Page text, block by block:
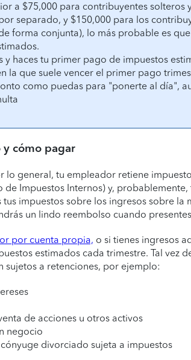
a $75,000 para contribuyentes solteros
separado, y $150,000 para los
forma conjunta), lo más probable es
y haces tu primer pago de impuestos
la que suele vencer el primer pago
como puedas para "ponerte al día",
cómo pagar
lo general, tu empleador retiene
de Impuestos Internos) y,
tus impuestos sobre los ingresos sobre la
un lindo reembolso cuando
por cuenta propia, o si tienes ingresos
estimados cada trimestre. Tal vez
sujetos a retenciones, por ejemplo:
de acciones u otros activos
negocio
divorciado sujeta a impuestos